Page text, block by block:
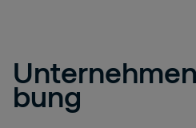
bung